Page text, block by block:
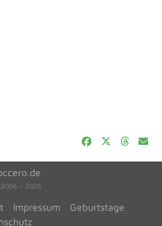
- 2026
Impressum
Geburtstage